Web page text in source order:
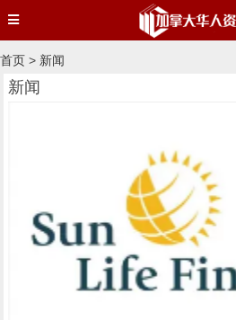
首页 > 新闻
新闻